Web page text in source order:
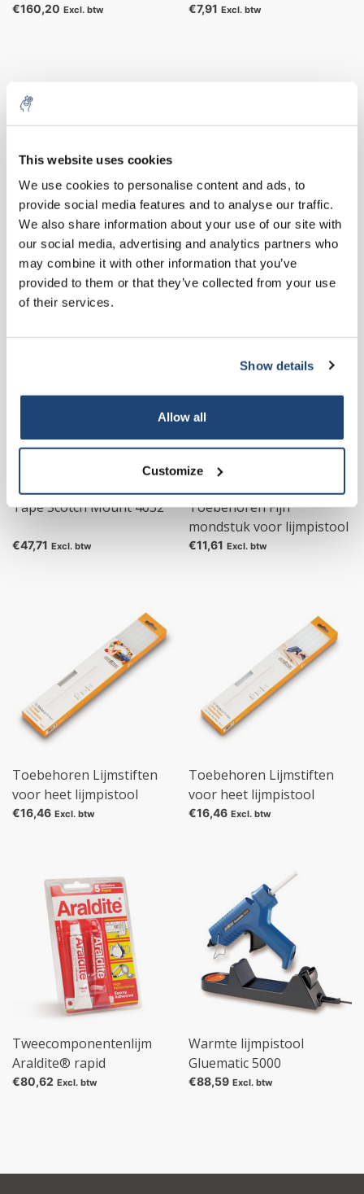
This website uses cookies
We use cookies to personalise content and ads, to
provide social media features and to analyse our traffic.
We also share information about your use of our site with
our social media, advertising and analytics partners who
may combine it with other information that you’ve
provided to them or that they’ve collected from your use
of their services.
Show details
Allow all
Customize
€160,20 Excl. btw €7,91 Excl. btw
Tape tesaband® Premium
€36,32 Excl. btw
Tape Klittensluitband
€61,50 Excl. btw
Tape Scotch Mount 4032
€47,71 Excl. btw
Toebehoren Fijn
mondstuk voor lijmpistool
Gluematic 5000
€11,61 Excl. btw
Toebehoren Lijmstiften
voor heet lijmpistool
Gluematic 5000, Lijmsticks
€16,46 Excl. btw
Toebehoren Lijmstiften
voor heet lijmpistool
Gluematic 5000, Lijmsticks
€16,46 Excl. btw
Tweecomponentenlijm
Araldite® rapid
€80,62 Excl. btw
Warmte lijmpistool
Gluematic 5000
€88,59 Excl. btw
order
Sign up for our newsletter to stay
informed about our new products, and
receive a 10% discount on your next
purchase for all chemical products from
our own brand 😀
€50.00